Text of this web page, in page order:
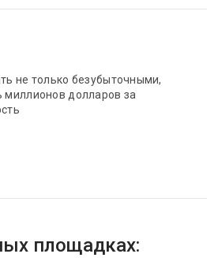
не только безубыточными,
долларов за
площадках: